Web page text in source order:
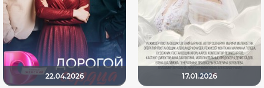
22.04.2026 17.01.2026